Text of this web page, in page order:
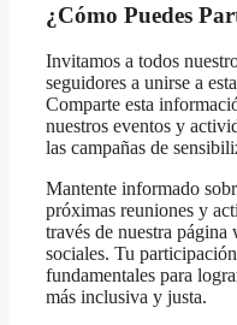
¿Cómo Puedes
Invitamos a todos
seguidores a unirse a
Comparte esta
nuestros eventos y
las campañas de
Mantente informado
próximas reuniones y
través de nuestra página
sociales. Tu
fundamentales para
más inclusiva y justa.